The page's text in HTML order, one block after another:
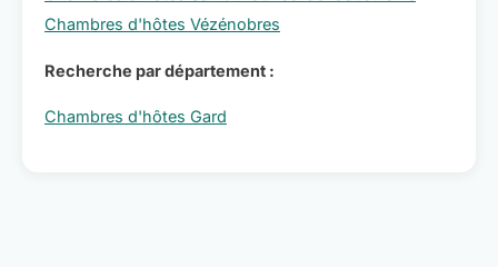
Chambres d'hôtes Vézénobres
Recherche par département :
Chambres d'hôtes Gard